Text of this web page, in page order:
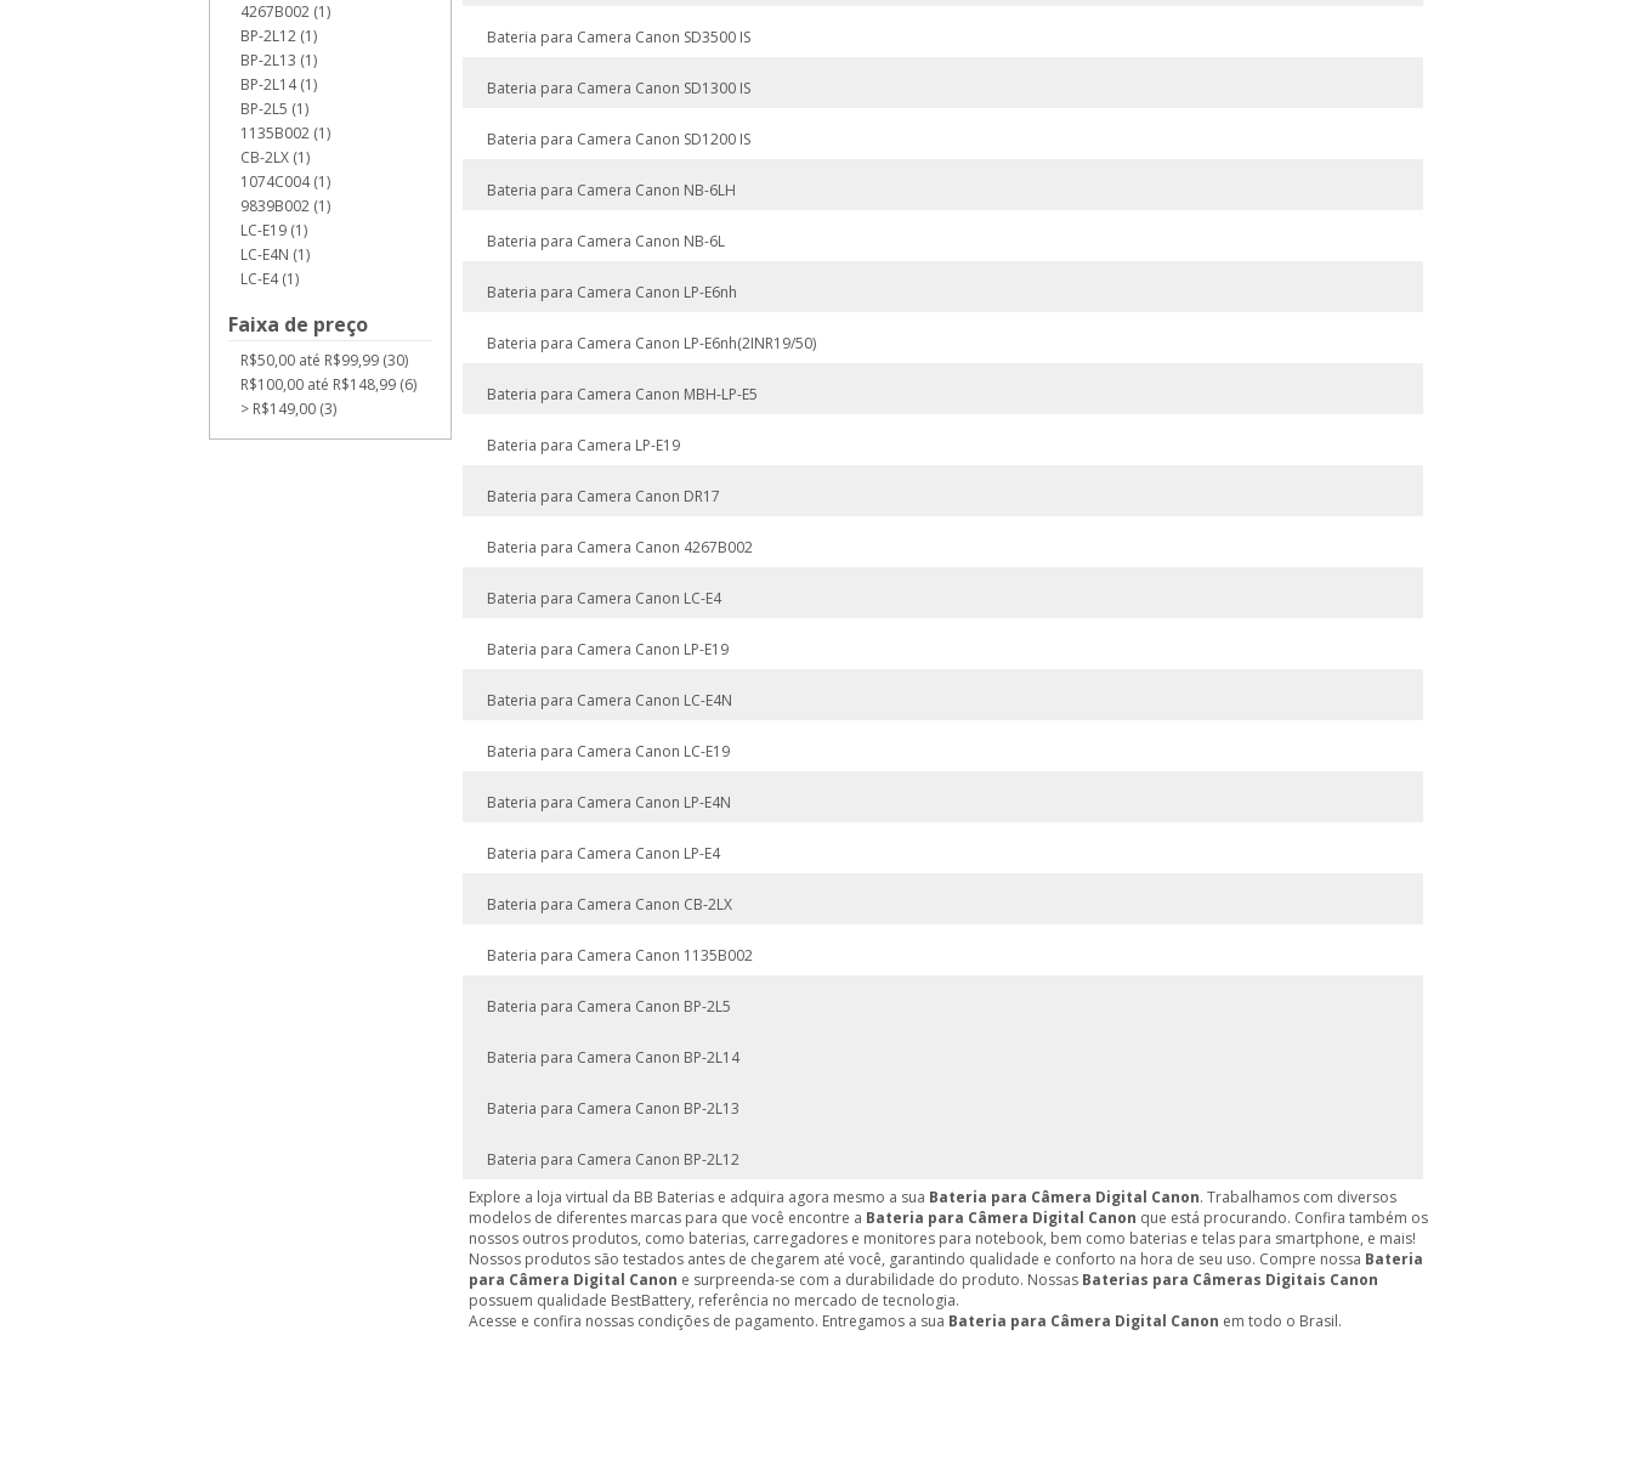
4267B002 (1)
BP-2L12 (1)
BP-2L13 (1)
BP-2L14 (1)
BP-2L5 (1)
1135B002 (1)
CB-2LX (1)
1074C004 (1)
9839B002 (1)
LC-E19 (1)
LC-E4N (1)
LC-E4 (1)
Faixa de preço
R$50,00 até R$99,99 (30)
R$100,00 até R$148,99 (6)
> R$149,00 (3)
Bateria para Camera Canon SD3500 IS
Bateria para Camera Canon SD1300 IS
Bateria para Camera Canon SD1200 IS
Bateria para Camera Canon NB-6LH
Bateria para Camera Canon NB-6L
Bateria para Camera Canon LP-E6nh
Bateria para Camera Canon LP-E6nh(2INR19/50)
Bateria para Camera Canon MBH-LP-E5
Bateria para Camera LP-E19
Bateria para Camera Canon DR17
Bateria para Camera Canon 4267B002
Bateria para Camera Canon LC-E4
Bateria para Camera Canon LP-E19
Bateria para Camera Canon LC-E4N
Bateria para Camera Canon LC-E19
Bateria para Camera Canon LP-E4N
Bateria para Camera Canon LP-E4
Bateria para Camera Canon CB-2LX
Bateria para Camera Canon 1135B002
Bateria para Camera Canon BP-2L5
Bateria para Camera Canon BP-2L14
Bateria para Camera Canon BP-2L13
Bateria para Camera Canon BP-2L12
Explore a loja virtual da BB Baterias e adquira agora mesmo a sua Bateria para Câmera Digital Canon. Trabalhamos com diversos
modelos de diferentes marcas para que você encontre a Bateria para Câmera Digital Canon que está procurando. Confira também os
nossos outros produtos, como baterias, carregadores e monitores para notebook, bem como baterias e telas para smartphone, e mais!
Nossos produtos são testados antes de chegarem até você, garantindo qualidade e conforto na hora de seu uso. Compre nossa Bateria
para Câmera Digital Canon e surpreenda-se com a durabilidade do produto. Nossas Baterias para Câmeras Digitais Canon
possuem qualidade BestBattery, referência no mercado de tecnologia.
Acesse e confira nossas condições de pagamento. Entregamos a sua Bateria para Câmera Digital Canon em todo o Brasil.